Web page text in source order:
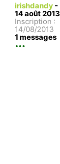
irishdandy -
14 août 2013
Inscription :
14/08/2013
1 messages